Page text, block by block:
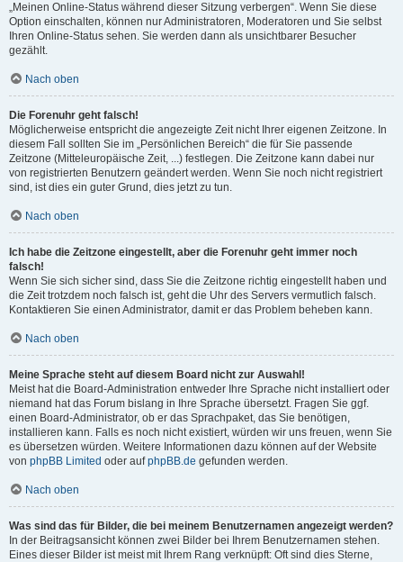
„Meinen Online-Status während dieser Sitzung verbergen“. Wenn Sie diese
Option einschalten, können nur Administratoren, Moderatoren und Sie selbst
Ihren Online-Status sehen. Sie werden dann als unsichtbarer Besucher
gezählt.
Nach oben
Die Forenuhr geht falsch!
Möglicherweise entspricht die angezeigte Zeit nicht Ihrer eigenen Zeitzone. In
diesem Fall sollten Sie im „Persönlichen Bereich“ die für Sie passende
Zeitzone (Mitteleuropäische Zeit, ...) festlegen. Die Zeitzone kann dabei nur
von registrierten Benutzern geändert werden. Wenn Sie noch nicht registriert
sind, ist dies ein guter Grund, dies jetzt zu tun.
Nach oben
Ich habe die Zeitzone eingestellt, aber die Forenuhr geht immer noch
falsch!
Wenn Sie sich sicher sind, dass Sie die Zeitzone richtig eingestellt haben und
die Zeit trotzdem noch falsch ist, geht die Uhr des Servers vermutlich falsch.
Kontaktieren Sie einen Administrator, damit er das Problem beheben kann.
Nach oben
Meine Sprache steht auf diesem Board nicht zur Auswahl!
Meist hat die Board-Administration entweder Ihre Sprache nicht installiert oder
niemand hat das Forum bislang in Ihre Sprache übersetzt. Fragen Sie ggf.
einen Board-Administrator, ob er das Sprachpaket, das Sie benötigen,
installieren kann. Falls es noch nicht existiert, würden wir uns freuen, wenn Sie
es übersetzen würden. Weitere Informationen dazu können auf der Website
von phpBB Limited oder aufphpBB.de gefunden werden.
Nach oben
Was sind das für Bilder, die bei meinem Benutzernamen angezeigt werden?
In der Beitragsansicht können zwei Bilder bei Ihrem Benutzernamen stehen.
Eines dieser Bilder ist meist mit Ihrem Rang verknüpft: Oft sind dies Sterne,